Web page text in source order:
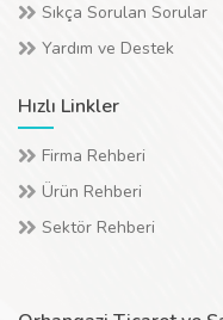
Sıkça Sorulan Sorular
Yardım ve Destek
Hızlı Linkler
Firma Rehberi
Ürün Rehberi
Sektör Rehberi